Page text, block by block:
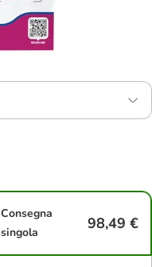
Consegna
singola
98,49 €